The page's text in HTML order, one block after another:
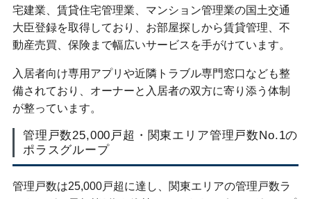
宅建業、賃貸住宅管理業、マンション管理業の国土交通
大臣登録を取得しており、お部屋探しから賃貸管理、不
動産売買、保険まで幅広いサービスを手がけています。
入居者向け専用アプリや近隣トラブル専門窓口なども整
備されており、オーナーと入居者の双方に寄り添う体制
が整っています。
管理戸数25,000戸超・関東エリア管理戸数No.1の
ポラスグループ
管理戸数は25,000戸超に達し、関東エリアの管理戸数ラ